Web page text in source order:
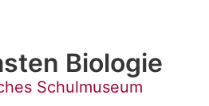
Biologie
Schulmuseum